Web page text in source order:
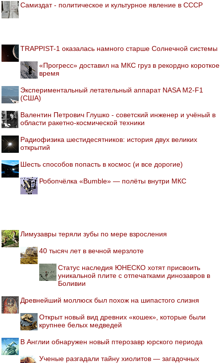
Самиздат - политическое и культурное явление в СССР
TRAPPIST-1 оказалась намного старше Солнечной системы
«Прогресс» доставил на МКС груз в рекордно короткое
время
Экспериментальный летательный аппарат NASA M2-F1
(США)
Валентин Петрович Глушко - советский инженер и учёный в
области ракетно-космической техники
Радиофизика шестидесятников: история двух великих
открытий
Шесть способов попасть в космос (и все дорогие)
Робопчёлка «Bumble» — полёты внутри МКС
Лимузавры теряли зубы по мере взросления
40 тысяч лет в вечной мерзлоте
Статус наследия ЮНЕСКО хотят присвоить
уникальной плите с отпечатками динозавров в
Боливии
Древнейший моллюск был похож на шипастого слизня
Открыт новый вид древних «кошек», которые были
крупнее белых медведей
В Англии обнаружен новый птерозавр юрского периода
Ученые разгадали тайну хиолитов — загадочных